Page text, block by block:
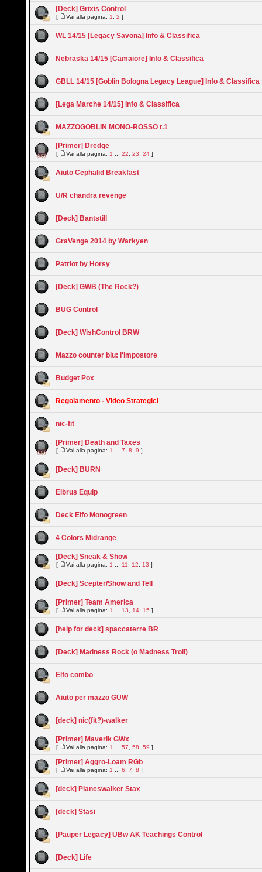
[Deck] Grixis Control
[ Vai alla pagina: 1 ,2 ]
WL 14/15 [Legacy Savona] Info & Classifica
Nebraska 14/15 [Camaiore] Info & Classifica
GBLL 14/15 [Goblin Bologna Legacy League] Info & Classifica
[Lega Marche 14/15] Info & Classifica
MAZZOGOBLIN MONO-ROSSO t.1
[Primer] Dredge
[ Vai alla pagina: 1 ...22 ,23 ,24 ]
Aiuto Cephalid Breakfast
U/R chandra revenge
[Deck] Bantstill
GraVenge 2014 by Warkyen
Patriot by Horsy
[Deck] GWB (The Rock?)
BUG Control
[Deck] WishControl BRW
Mazzo counter blu: l'impostore
Budget Pox
Regolamento - Video Strategici
nic-fit
[Primer] Death and Taxes
[ Vai alla pagina: 1 ...7 ,8 ,9 ]
[Deck] BURN
Elbrus Equip
Deck Elfo Monogreen
4 Colors Midrange
[Deck] Sneak & Show
[ Vai alla pagina: 1 11 12 13 ]
[Deck] Scepter/Show and Tell
[Primer] Team America
[ Vai alla pagina: 1 13 14 15 ]
[help for deck] spaccaterre BR
[Deck] Madness Rock (o Madness Troll)
Elfo combo
Aiuto per mazzo GUW
[deck] nic(fit?)-walker
[Primer] Maverik GWx
[ Vai alla pagina: 1 ...57 ,58 ,59 ]
[Primer] Aggro-Loam RGb
[ Vai alla pagina: 1 ...6 ,7 ,8 ]
[deck] Planeswalker Stax
[deck] Stasi
[Pauper Legacy] UBw AK Teachings Control
[Deck] Life